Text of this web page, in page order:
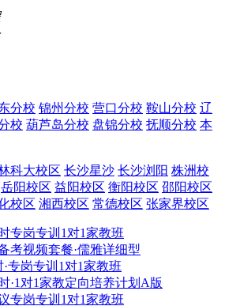
分校 锦州分校 营口分校 鞍山分校 辽
校 葫芦岛分校 盘锦分校 抚顺分校 本
科大校区 长沙星沙 长沙浏阳 株洲校
岳阳校区 益阳校区 衡阳校区 邵阳校区
校区 湘西校区 常德校区 张家界校区
专岗专训1对1家教班
考视频套餐·儒雅详细型
专岗专训1对1家教班
·1对1家教定向培养计划A版
专岗专训1对1家教班